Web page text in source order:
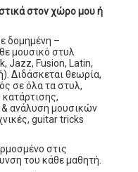
στον χώρο μου ή
δομημένη –
μουσικό στυλ
Jazz, Fusion, Latin,
Διδάσκεται θεωρία,
σε όλα τα στυλ,
κατάρτισης,
& ανάλυση μουσικών
guitar tricks
στις
του κάθε μαθητή.